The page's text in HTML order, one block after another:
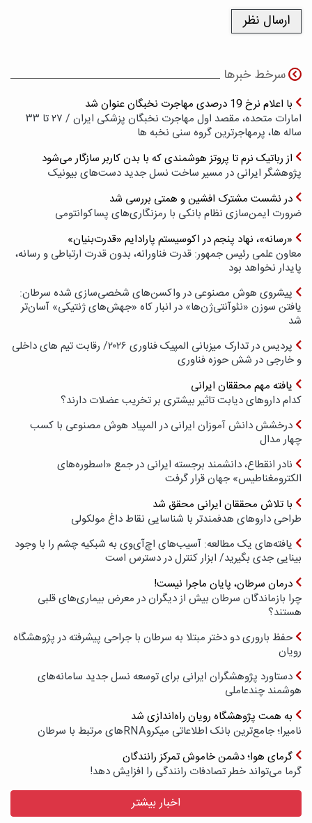
سرخط خبرها
با اعلام نرخ 19 درصدی مهاجرت نخبگان عنوان شد
امارات متحده، مقصد اول مهاجرت نخبگان پزشکی ایران / ۲۷ تا ۳۳
ساله ها، پرمهاجرترین گروه سنی نخبه ها
از رباتیک نرم تا پروتز هوشمندی که با بدن کاربر سازگار می‌شود
پژوهشگر ایرانی در مسیر ساخت نسل جدید دست‌های بیونیک
در نشست مشترک افشین و همتی بررسی شد
ضرورت ایمن‌سازی نظام بانکی با رمزنگاری‌های پسا‌کوانتومی
«رسانه»، نهاد پنجم در اکوسیستم پارادایم «قدرت‌بنیان»
معاون علمی رئیس جمهور: قدرت فناورانه، بدون قدرت ارتباطی و رسانه،
پایدار نخواهد بود
پیشروی هوش مصنوعی در واکسن‌های شخصی‌سازی شده سرطان:
یافتن سوزن «نئوآنتی‌ژن‌ها» در انبار کاه «جهش‌های ژنتیکی» آسان‌تر
شد
پردیس در تدارک میزبانی المپیک فناوری ۲۰۲۶/ رقابت تیم های داخلی
و خارجی در شش حوزه فناوری
یافته مهم محققان ایرانی
کدام داروهای دیابت تاثیر بیشتری بر تخریب عضلات دارند؟
درخشش دانش آموزان ایرانی در المپیاد هوش مصنوعی با کسب
چهار مدال
نادر انقطاع، دانشمند برجسته ایرانی در جمع «اسطوره‌های
الکترومغناطیس» جهان قرار گرفت
با تلاش محققان ایرانی محقق شد
طراحی داروهای هدفمندتر با شناسایی نقاط داغ مولکولی
یافته‌های یک مطالعه: آسیب‌های اچ‌آی‌وی به شبکیه چشم را با وجود
بینایی جدی بگیرید/ ابزار کنترل در دسترس است
درمان سرطان، پایان ماجرا نیست!
چرا بازماندگان سرطان بیش از دیگران در معرض بیماری‌های قلبی
هستند؟
حفظ باروری دو دختر مبتلا به سرطان با جراحی پیشرفته در پژوهشگاه
رویان
دستاورد پژوهشگران ایرانی برای توسعه نسل جدید سامانه‌های
هوشمند چندعاملی
به همت پژوهشگاه رویان راه‌اندازی شد
نامیرا؛ جامع‌ترین بانک اطلاعاتی میکروRNAهای مرتبط با سرطان
گرمای هوا؛ دشمن خاموش تمرکز رانندگان
گرما می‌تواند خطر تصادفات رانندگی را افزایش دهد!
اخبار بیشتر